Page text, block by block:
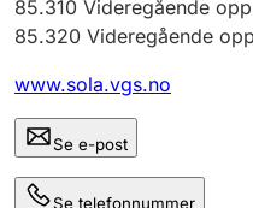
85.310 Videregående
85.320 Videregående
www.sola.vgs.no
Se e-post
Se telefonnummer